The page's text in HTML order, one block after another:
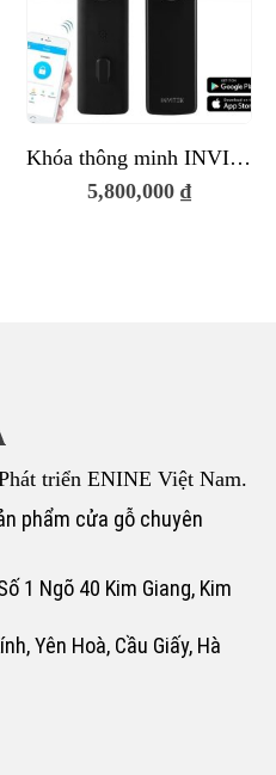
Khóa thông minh INVITEK E202 – Wifi
5,800,000 ₫
triển ENINE Việt Nam.
phẩm cửa gỗ chuyên
1 Ngõ 40 Kim Giang, Kim
Yên Hoà, Cầu Giấy, Hà